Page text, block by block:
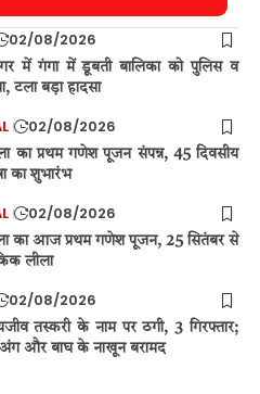
02/08/2026
में गंगा में डूबती बालिका को पुलिस व
टला बड़ा हादसा
02/08/2026
का प्रथम गणेश पूजन संपन्न, 45 दिवसीय
का शुभारंभ
02/08/2026
का आज प्रथम गणेश पूजन, 25 सितंबर से
लीला
02/08/2026
तस्करी के नाम पर ठगी, 3 गिरफ्तार;
अंग और बाघ के नाखून बरामद